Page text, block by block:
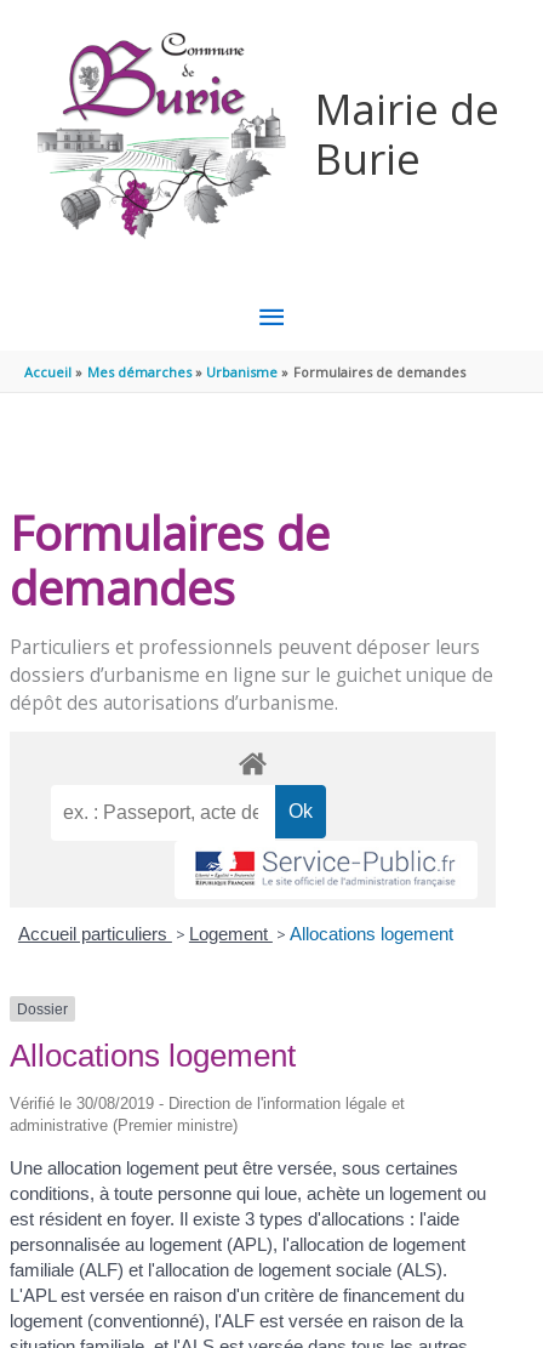
Mairie de
Burie
MENU
PRINCIPAL
Accueil Mes démarches Urbanisme Formulaires de demandes
Formulaires de
demandes
Particuliers et professionnels peuvent déposer leurs
dossiers d’urbanisme en ligne sur le guichet unique de
dépôt des autorisations d’urbanisme.
Accueil particuliers > Logement > Allocations logement
Dossier
Allocations logement
Vérifié le 30/08/2019 - Direction de l'information légale et
administrative (Premier ministre)
Une allocation logement peut être versée, sous certaines
conditions, à toute personne qui loue, achète un logement ou
est résident en foyer. Il existe 3 types d'allocations : l'aide
personnalisée au logement (APL), l'allocation de logement
familiale (ALF) et l'allocation de logement sociale (ALS).
L'APL est versée en raison d'un critère de financement du
logement (conventionné), l'ALF est versée en raison de la